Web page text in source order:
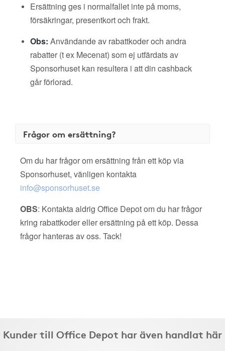
Ersättning ges i normalfallet inte på moms,
försäkringar, presentkort och frakt.
Obs: Användande av rabattkoder och andra
rabatter (t ex Mecenat) som ej utfärdats av
Sponsorhuset kan resultera i att din cashback
går förlorad.
Frågor om ersättning?
Om du har frågor om ersättning från ett köp via
Sponsorhuset, vänligen kontakta
info@sponsorhuset.se
OBS: Kontakta aldrig Office Depot om du har frågor
kring rabattkoder eller ersättning på ett köp. Dessa
frågor hanteras av oss. Tack!
Kunder till Office Depot har även handlat här